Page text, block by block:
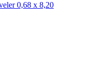
0,68 х 8,20